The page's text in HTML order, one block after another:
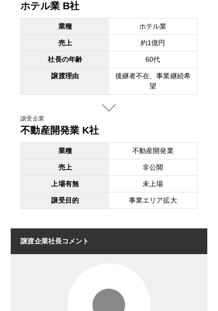
ホテル業 B社
業種 ホテル業
売上 約1億円
社長の年齢 60代
譲渡理由
後継者不在、事業継続希
望
譲受企業
不動産開発業 K社
業種 不動産開発業
売上 非公開
上場有無 未上場
譲受目的 事業エリア拡大
譲渡企業社長コメント